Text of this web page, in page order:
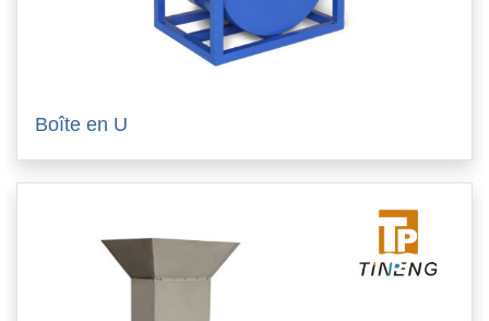
Boîte en U